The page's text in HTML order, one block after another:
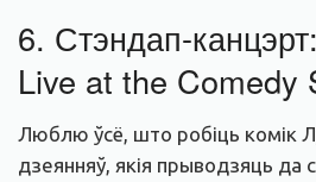
6. Стэндап-
Live at the Comedy
Люблю ўсё, што робіць комік
дзеянняў, якія прыводзяць да